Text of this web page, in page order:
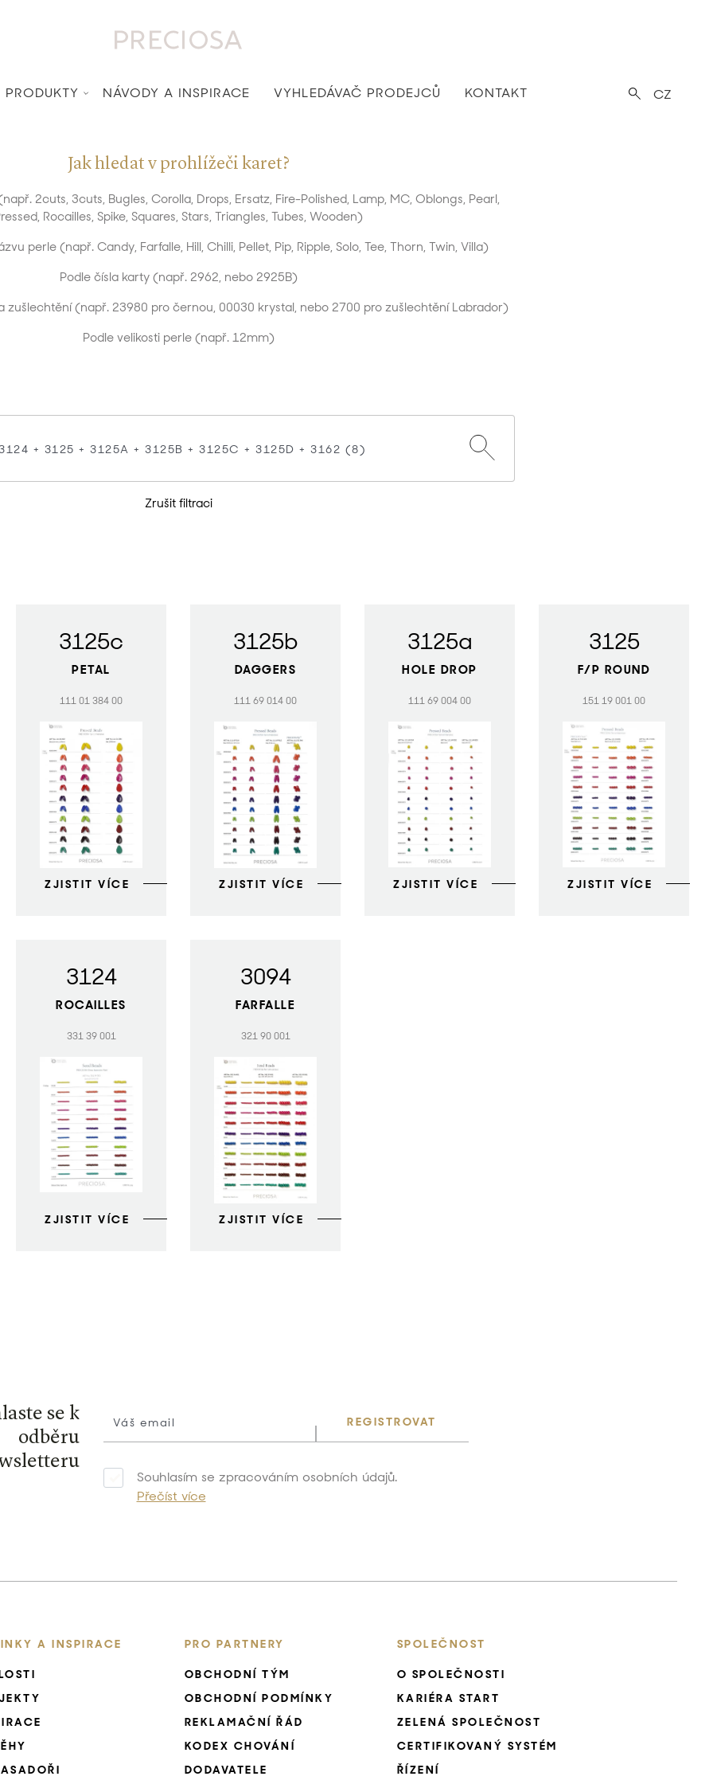
CZ
PRODUKTY NÁVODY A INSPIRACE VYHLEDÁVAČ PRODEJCŮ KONTAKT
Jak hledat v prohlížeči karet?
2cuts, 3cuts, Bugles, Corolla, Drops, Ersatz, Fire-Polished, Lamp, MC, Oblongs, Pearl,
Rocailles, Spike, Squares, Stars, Triangles, Tubes, Wooden)
perle (např. Candy, Farfalle, Hill, Chilli, Pellet, Pip, Ripple, Solo, Tee, Thorn, Twin, Villa)
Podle čísla karty (např. 2962, nebo 2925B)
zušlechtění (např. 23980 pro černou, 00030 krystal, nebo 2700 pro zušlechtění Labrador)
Podle velikosti perle (např. 12mm)
Zrušit filtraci
3125c
PETAL
111 01 384 00
ZJISTIT VÍCE
3125b
DAGGERS
111 69 014 00
ZJISTIT VÍCE
3125a
HOLE DROP
111 69 004 00
ZJISTIT VÍCE
3125
F/P ROUND
151 19 001 00
ZJISTIT VÍCE
3124
ROCAILLES
331 39 001
ZJISTIT VÍCE
3094
FARFALLE
321 90 001
ZJISTIT VÍCE
se k
odběru
REGISTROVAT
Souhlasím se zpracováním osobních údajů.
Přečíst více
A INSPIRACE PRO PARTNERY
OBCHODNÍ TÝM
OBCHODNÍ PODMÍNKY
REKLAMAČNÍ ŘÁD
KODEX CHOVÁNÍ
DODAVATELE
SPOLEČNOST
O SPOLEČNOSTI
KARIÉRA START
ZELENÁ SPOLEČNOST
CERTIFIKOVANÝ SYSTÉM
ŘÍZENÍ